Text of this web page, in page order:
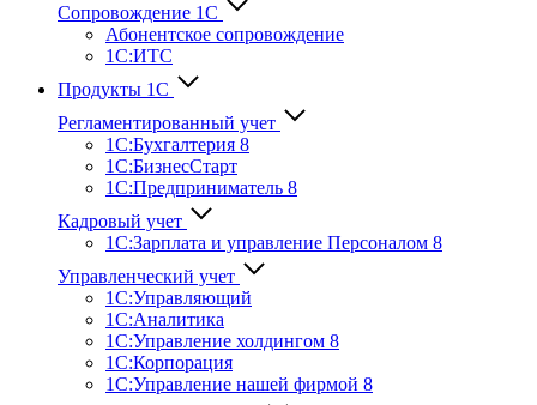
Сопровождение 1С
Абонентское сопровождение
1С:ИТС
Продукты 1С
Регламентированный учет
1C:Бухгалтерия 8
1С:БизнесСтарт
1C:Предприниматель 8
Кадровый учет
1С:Зарплата и управление Персона­лом 8
Управленческий учет
1С:Управляющий
1С:Аналитика
1С:Управление холдингом 8
1С:Корпорация
1С:Управление нашей фирмой 8